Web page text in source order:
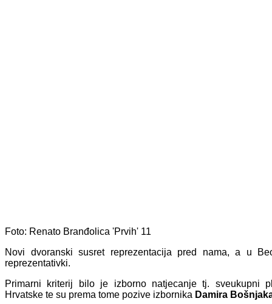
Foto: Renato Branđolica 'Prvih' 11
Novi dvoranski susret reprezentacija pred nama, a u
reprezentativki.
Primarni kriterij bilo je izborno natjecanje tj. sveukupni
Hrvatske te su prema tome pozive izbornika Damira